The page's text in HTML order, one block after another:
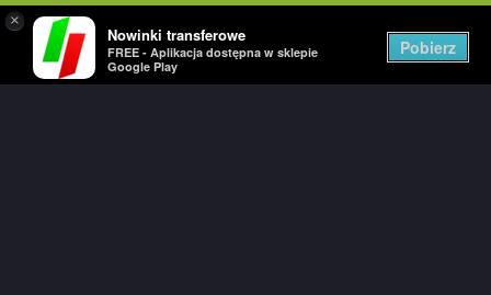
×
Nowinki transferowe
FREE - Aplikacja dostępna w sklepie
Google Play
Pobierz